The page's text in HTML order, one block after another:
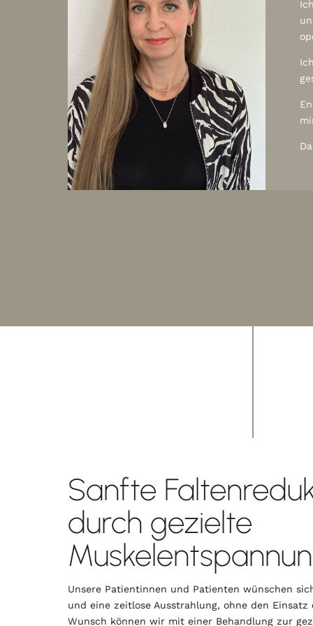
Sanfte
durch gezielte
Unsere Patientinnen und Patienten wünschen
und eine zeitlose Ausstrahlung, ohne den Einsatz
Wunsch können wir mit einer Behandlung zur